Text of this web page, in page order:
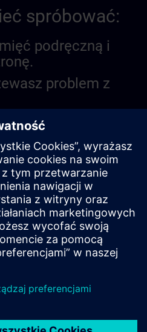
spróbować:
podręczną i
problem z